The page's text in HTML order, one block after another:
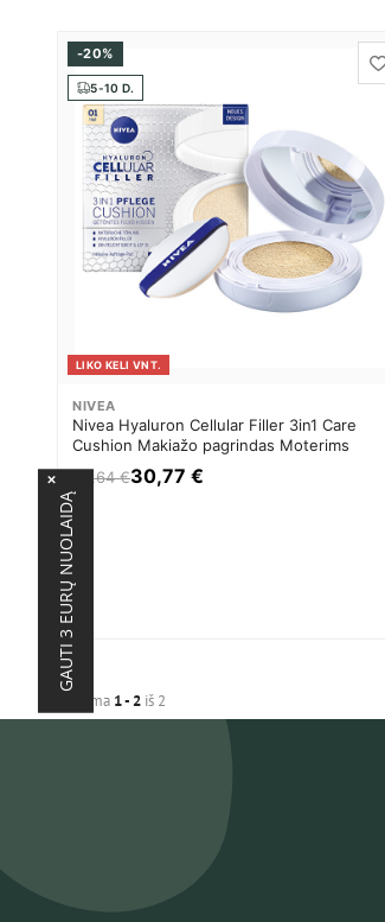
-20%
5-10 D.
LIKO KELI VNT.
NIVEA
Nivea Hyaluron Cellular Filler 3in1 Care
Cushion Makiažo pagrindas Moterims
38,64 €30,77 €
Rodoma 1 - 2 iš 2
GAUTI 3 EURŲ NUOLAIDĄ
×